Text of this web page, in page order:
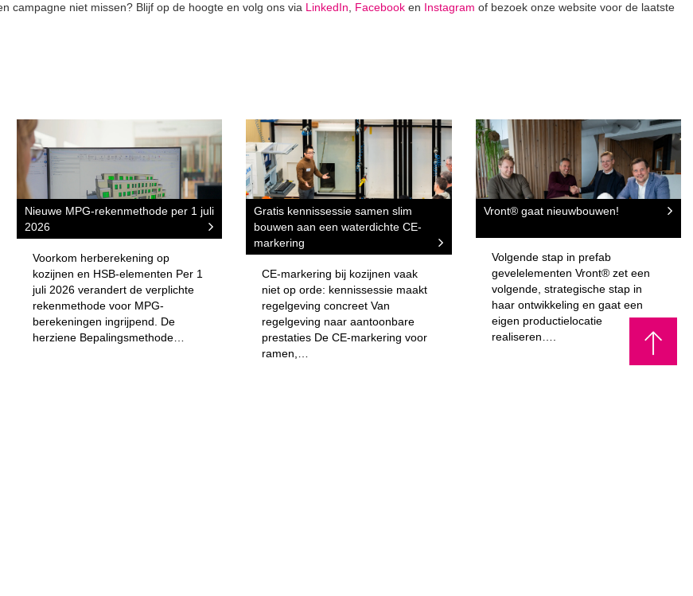
campagne niet missen? Blijf op de hoogte en volg ons via LinkedIn Facebook en Instagram of bezoek onze website voor de laatste
Nieuwe MPG-rekenmethode per 1 juli
2026
Voorkom herberekening op
kozijnen en HSB-elementen Per 1
juli 2026 verandert de verplichte
rekenmethode voor MPG-
berekeningen ingrijpend. De
herziene Bepalingsmethode…
Gratis kennissessie samen slim
bouwen aan een waterdichte CE-
markering
CE-markering bij kozijnen vaak
niet op orde: kennissessie maakt
regelgeving concreet Van
regelgeving naar aantoonbare
prestaties De CE-markering voor
ramen,…
Vront® gaat nieuwbouwen!
Volgende stap in prefab
gevelelementen Vront® zet een
volgende, strategische stap in
haar ontwikkeling en gaat een
eigen productielocatie
realiseren….